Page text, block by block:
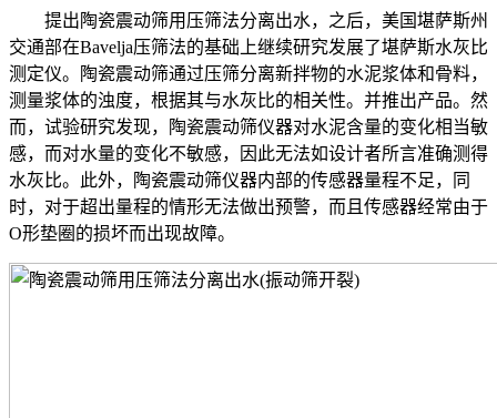
提出陶瓷震动筛用压筛法分离出水，之后，美国堪萨斯州
交通部在Bavelja压筛法的基础上继续研究发展了堪萨斯水灰比
测定仪。陶瓷震动筛通过压筛分离新拌物的水泥浆体和骨料，
测量浆体的浊度，根据其与水灰比的相关性。并推出产品。然
而，试验研究发现，陶瓷震动筛仪器对水泥含量的变化相当敏
感，而对水量的变化不敏感，因此无法如设计者所言准确测得
水灰比。此外，陶瓷震动筛仪器内部的传感器量程不足，同
时，对于超出量程的情形无法做出预警，而且传感器经常由于
O形垫圈的损坏而出现故障。